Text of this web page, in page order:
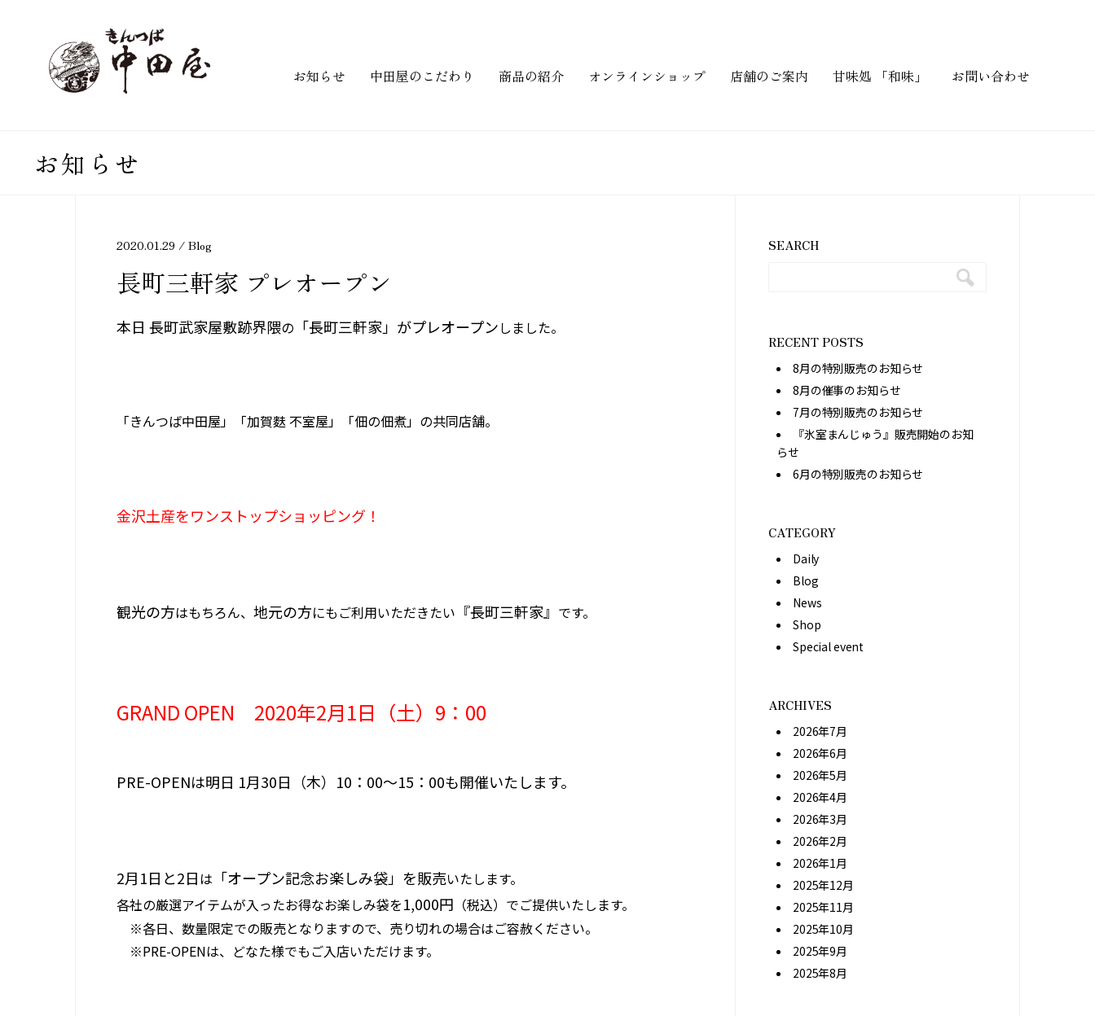
お知らせ 中田屋のこだわり 商品の紹介 オンラインショップ 店舗のご案内 甘味処 「和味」 お問い合わせ
お知らせ
2020.01.29 / Blog
長町三軒家 プレオープン
本日 長町武家屋敷跡界隈の 「長町三軒家」がプレオープンしました。
「きんつば中田屋」「加賀麩 不室屋」「佃の佃煮」の共同店舗。
金沢土産をワンストップショッピング！
観光の方はもちろん、 地元の方にもご利用いただきたい 『長町三軒家』 です。
GRAND OPEN 2020年2月1日（土）9：00
PRE-OPENは明日 1月30日（木）10：00～15：00も開催いたします。
2月1日と2日は 「オープン記念お楽しみ袋」を販売いたします。
各社の厳選アイテムが入ったお得なお楽しみ袋を1,000円 （税込）でご提供いたします。
※各日、数量限定での販売となりますので、売り切れの場合はご容赦ください。
※PRE-OPENは、どなた様でもご入店いただけます。
SEARCH
RECENT POSTS
8月の特別販売のお知らせ
8月の催事のお知らせ
7月の特別販売のお知らせ
『氷室まんじゅう』販売開始のお知
らせ
6月の特別販売のお知らせ
CATEGORY
Daily
Blog
News
Shop
Special event
ARCHIVES
2026年7月
2026年6月
2026年5月
2026年4月
2026年3月
2026年2月
2026年1月
2025年12月
2025年11月
2025年10月
2025年9月
2025年8月